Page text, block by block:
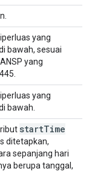
yang
bawah, sesuai
yang
yang
bawah.
startTime
ditetapkan,
sepanjang hari
berupa tanggal,